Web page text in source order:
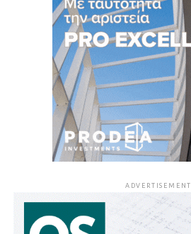
ADVERTISEMENT